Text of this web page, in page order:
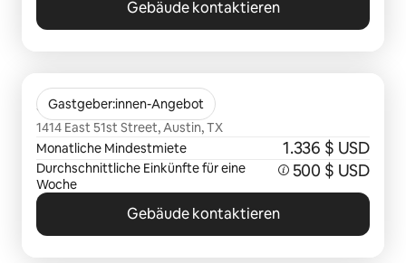
Gebäude kontaktieren
Gastgeber:innen-Angebot
Solomon
1414 East 51st Street, Austin, TX
Monatliche Mindestmiete
1.336 $ USD
Durchschnittliche Einkünfte für eine
Woche
500 $ USD
Gebäude kontaktieren